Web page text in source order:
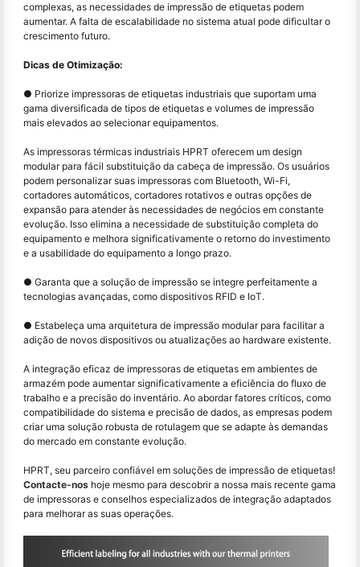
complexas, as necessidades de impressão de etiquetas podem
aumentar. A falta de escalabilidade no sistema atual pode dificultar o
crescimento futuro.
Dicas de Otimização:
● Priorize impressoras de etiquetas industriais que suportam uma
gama diversificada de tipos de etiquetas e volumes de impressão
mais elevados ao selecionar equipamentos.
As impressoras térmicas industriais HPRT oferecem um design
modular para fácil substituição da cabeça de impressão. Os usuários
podem personalizar suas impressoras com Bluetooth, Wi-Fi,
cortadores automáticos, cortadores rotativos e outras opções de
expansão para atender às necessidades de negócios em constante
evolução. Isso elimina a necessidade de substituição completa do
equipamento e melhora significativamente o retorno do investimento
e a usabilidade do equipamento a longo prazo.
● Garanta que a solução de impressão se integre perfeitamente a
tecnologias avançadas, como dispositivos RFID e IoT.
● Estabeleça uma arquitetura de impressão modular para facilitar a
adição de novos dispositivos ou atualizações ao hardware existente.
A integração eficaz de impressoras de etiquetas em ambientes de
armazém pode aumentar significativamente a eficiência do fluxo de
trabalho e a precisão do inventário. Ao abordar fatores críticos, como
compatibilidade do sistema e precisão de dados, as empresas podem
criar uma solução robusta de rotulagem que se adapte às demandas
do mercado em constante evolução.
HPRT, seu parceiro confiável em soluções de impressão de etiquetas!
Contacte-nos hoje mesmo para descobrir a nossa mais recente gama
de impressoras e conselhos especializados de integração adaptados
para melhorar as suas operações.